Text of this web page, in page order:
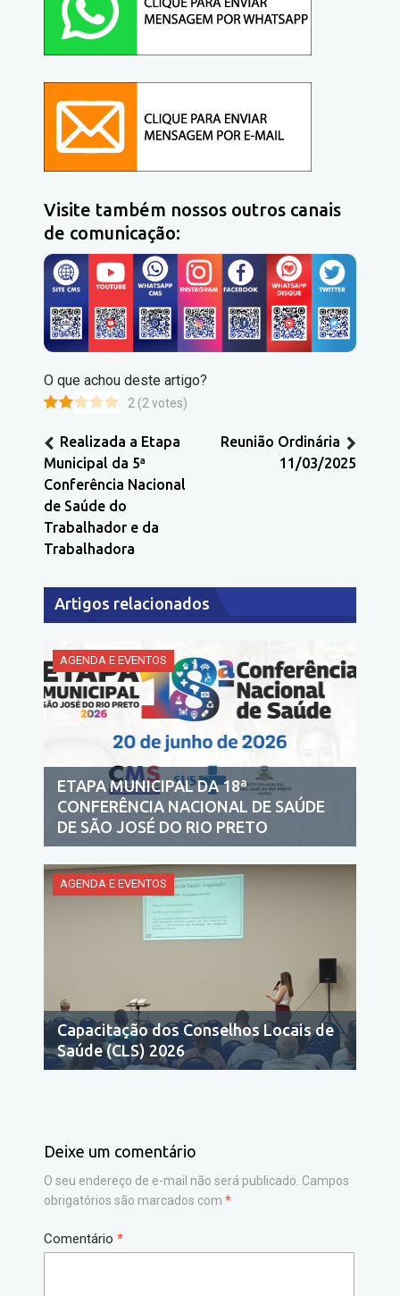
Visite também nossos outros canais
de comunicação:
O que achou deste artigo?
2 (2votes)
Realizada a Etapa
Municipal da 5ª
Conferência Nacional
de Saúde do
Trabalhador e da
Trabalhadora
Reunião Ordinária
11/03/2025
Artigos relacionados
AGENDA E EVENTOS
ETAPA MUNICIPAL DA 18ª
CONFERÊNCIA NACIONAL DE SAÚDE
DE SÃO JOSÉ DO RIO PRETO
AGENDA E EVENTOS
Capacitação dos Conselhos Locais de
Saúde (CLS) 2026
Deixe um comentário
O seu endereço de e-mail não será publicado. Campos
obrigatórios são marcados com *
Comentário *